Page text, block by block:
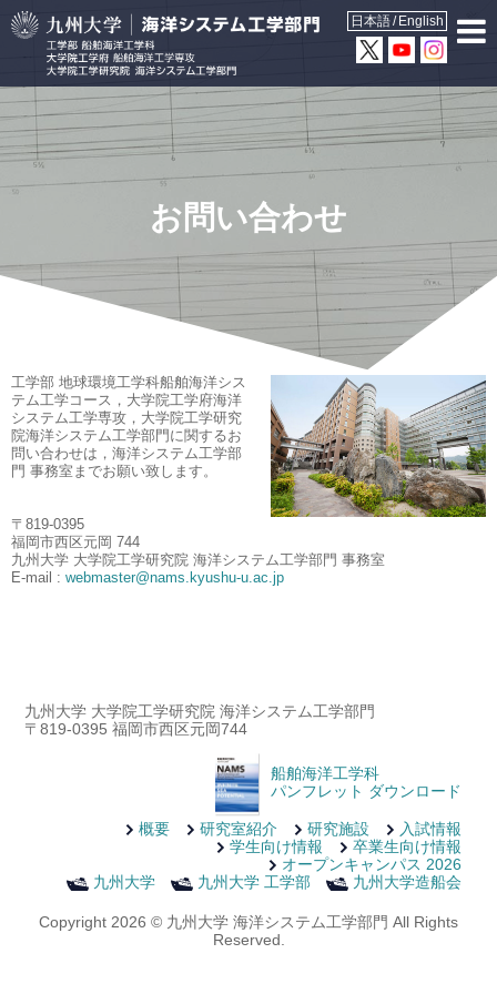
English
日本語
お問い合わせ
工学部 地球環境工学科船舶海洋シス
テム工学コース，大学院工学府海洋
システム工学専攻，大学院工学研究
院海洋システム工学部門に関するお
問い合わせは，海洋システム工学部
門 事務室までお願い致します。
〒819-0395
福岡市西区元岡 744
九州大学 大学院工学研究院 海洋システム工学部門 事務室
E-mail : webmaster@nams.kyushu-u.ac.jp
九州大学 大学院工学研究院 海洋システム工学部門
〒819-0395 福岡市西区元岡744
船舶海洋工学科
パンフレット ダウンロード
概要 研究室紹介 研究施設
入試情報
学生向け情報
卒業生向け情報
オープンキャンパス 2026
九州大学
九州大学 工学部 九州大学造船会
Copyright 2026 © 九州大学 海洋システム工学部門 All Rights
Reserved.